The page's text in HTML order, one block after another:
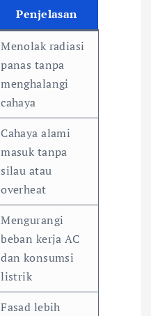
Penjelasan
Menolak radiasi
panas tanpa
menghalangi
cahaya
Cahaya alami
masuk tanpa
silau atau
overheat
Mengurangi
beban kerja AC
dan konsumsi
listrik
Fasad lebih